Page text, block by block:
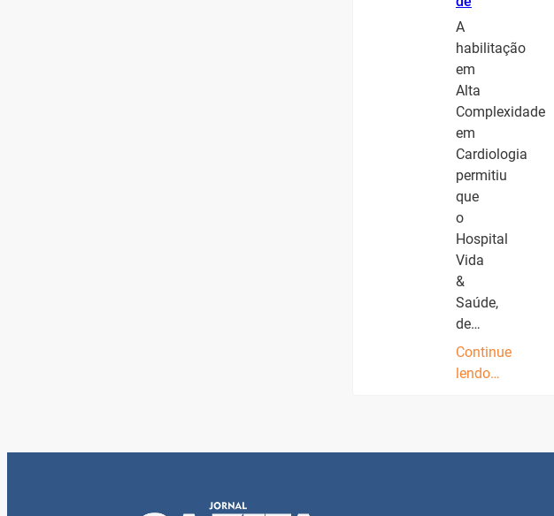
A
habilitação
em
Alta
Complexidade
em
Cardiologia
permitiu
que
o
Hospital
Vida
&
Saúde,
de…
Continue
lendo…